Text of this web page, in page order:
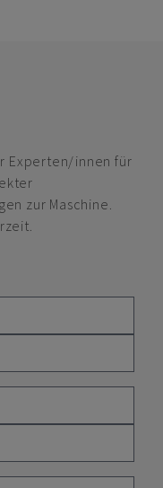
Experten/innen für
zur Maschine.